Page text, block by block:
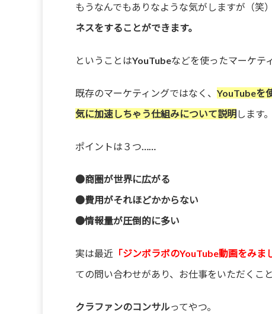
もうなんでもありなような気がしますが（笑）
ネスをすることができます。
ということはYouTubeなどを使ったマーケテ
既存のマーケティングではなく、 YouTubeを
気に加速しちゃう仕組みについて説明します。
ポイントは３つ……
●商圏が世界に広がる
●費用がそれほどかからない
●情報量が圧倒的に多い
実は最近 「ジンボラボのYouTube動画をみま
ての問い合わせがあり、お仕事をいただくこ
クラファンのコンサルってやつ。